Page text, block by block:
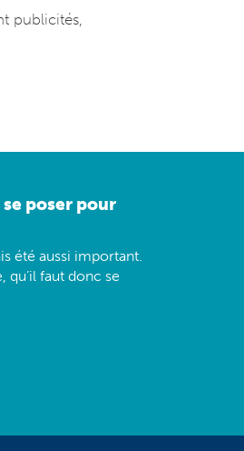
publicités,
poser pour
été aussi important.
qu’il faut donc se